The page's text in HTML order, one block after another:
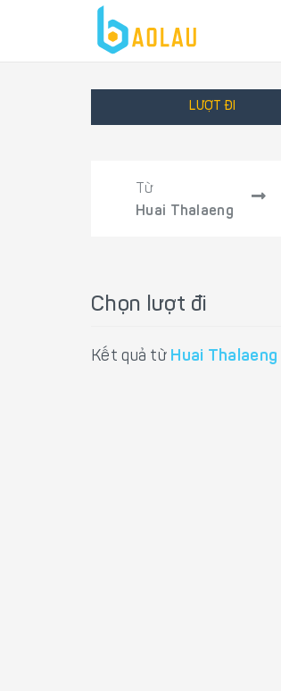
LƯỢT ĐI
Từ
Huai Thalaeng
Chọn lượt đi
Kết quả từ Huai Thalaeng